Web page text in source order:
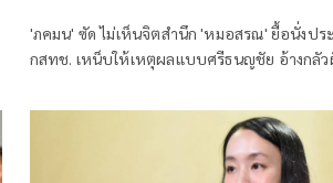
'ภคมน' ซัด ไม่เห็นจิตสำนึก 'หมอสรณ' ยื้อนั่งปร
กสทช. เหน็บให้เหตุผลแบบศรีธนญชัย อ้างกลัว
เกล้าฯปลดพ้นตำแหน่งได้แล้ว